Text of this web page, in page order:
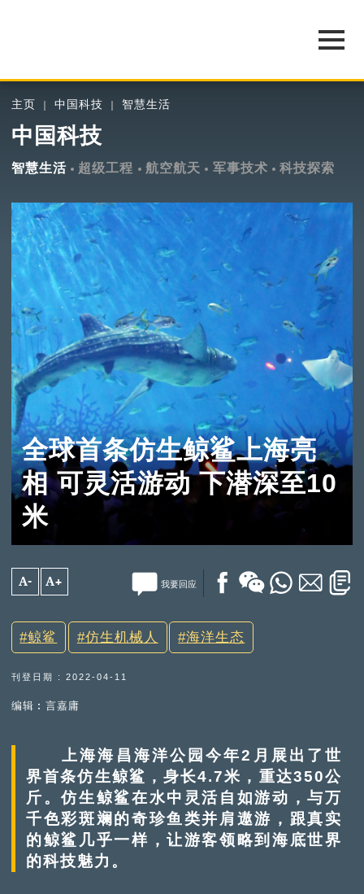
主页 中国科技 智慧生活
中国科技
智慧生活 超级工程 航空航天 军事技术 科技探索
全球首条仿生鲸鲨上海亮
相 可灵活游动 下潜深至10
米
A- A+ 我要回应
鲸鲨 仿生机械人 海洋生态
刊登日期 : 2022-04-11
编辑︰言嘉庸
上海海昌海洋公园今年2月展出了世
界首条仿生鲸鲨，身长4.7米，重达350公
斤。仿生鲸鲨在水中灵活自如游动，与万
千色彩斑斓的奇珍鱼类并肩遨游，跟真实
的鲸鲨几乎一样，让游客领略到海底世界
的科技魅力。